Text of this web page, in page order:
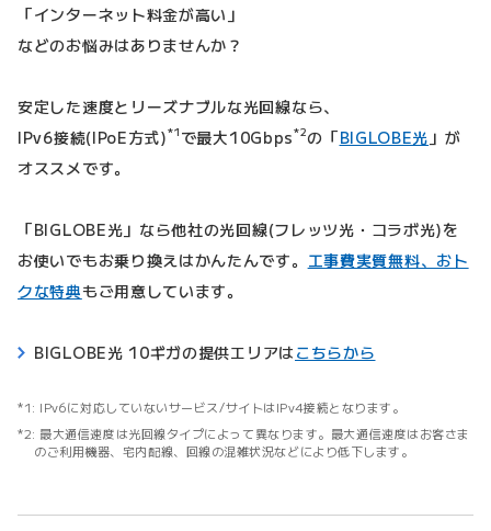
「インターネット料金が高い」
などのお悩みはありませんか？
安定した速度とリーズナブルな光回線なら、
IPv6接続(IPoE方式)*1 で最大10Gbps*2の「BIGLOBE光 」が
オススメです。
「BIGLOBE光」なら他社の光回線(フレッツ光・コラボ光)を
お使いでもお乗り換えはかんたんです。 工事費実質無料、おト
クな特典もご用意しています。
BIGLOBE光 10ギガの提供エリアは こちらから
IPv6に対応していないサービス/サイトはIPv4接続となります。
最大通信速度は光回線タイプによって異なります。最大通信速度はお客さま
のご利用機器、宅内配線、回線の混雑状況などにより低下します。